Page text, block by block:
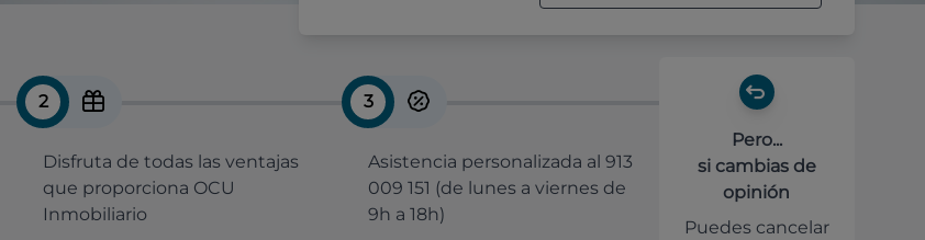
2
Disfruta de todas las ventajas
que proporciona OCU
Inmobiliario
3
Asistencia personalizada al 913
009 151 (de lunes a viernes de
9h a 18h)
Pero...
si cambias de
opinión
Puedes cancelar